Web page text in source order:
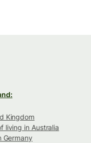
Kingdom
living in Australia
Germany